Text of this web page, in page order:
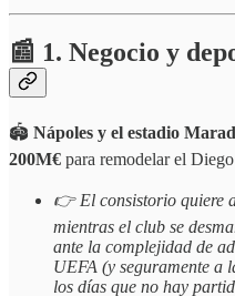
📰 1. Negocio y
🏟️ Nápoles y el estadio
200M€ para remodelar el
👉 El consistorio quiere
mientras el club se
ante la complejidad de
UEFA (y seguramente a
los días que no hay